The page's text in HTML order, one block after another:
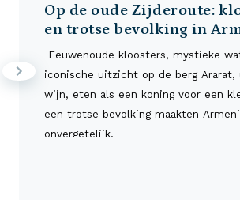
Op de oude Zijderoute:
en trotse bevolking in
Eeuwenoude kloosters, mystieke
iconische uitzicht op de berg Ararat,
wijn, eten als een koning voor een
een trotse bevolking maakten
onvergetelijk.